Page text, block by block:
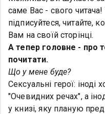
саме Вас - свого
підписуйтеся, читайте,
Вам на своїй сторінці.
А тепер головне - про
почитати.
Що у мене буде?
Сексуальні герої: іноді
"Очевидних речах", а
у книзі, яку планую